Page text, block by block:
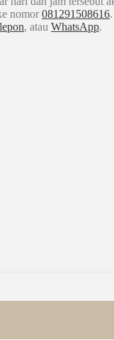
nomor 081291508616.
, atau WhatsApp.